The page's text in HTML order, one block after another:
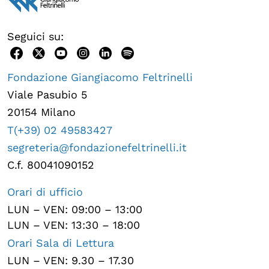
Seguici su:
Fondazione Giangiacomo Feltrinelli
Viale Pasubio 5
20154 Milano
T(+39) 02 49583427
segreteria@fondazionefeltrinelli.it
C.f. 80041090152
Orari di ufficio
LUN – VEN: 09:00 – 13:00
LUN – VEN: 13:30 – 18:00
Orari Sala di Lettura
LUN – VEN: 9.30 – 17.30